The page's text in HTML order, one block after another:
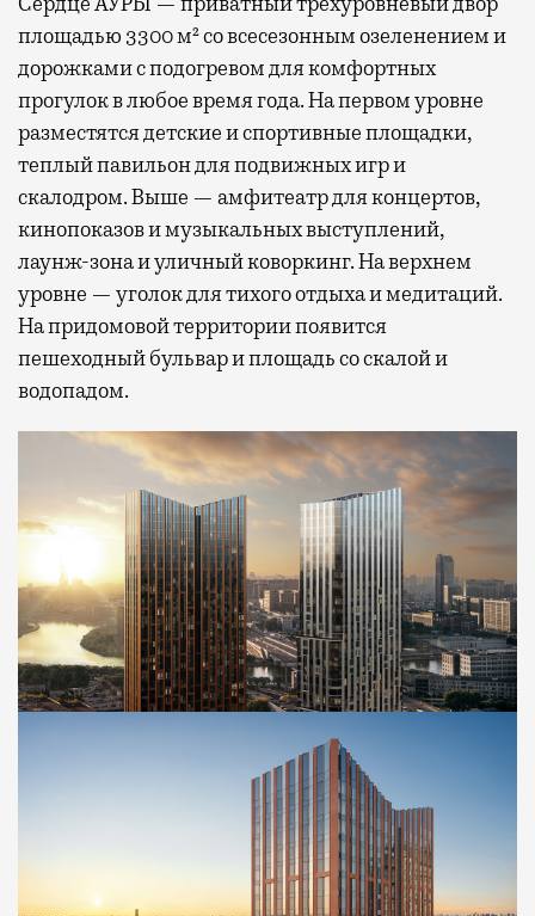
площадью 3300 м² со всесезонным озеленением и
дорожками с подогревом для комфортных
прогулок в любое время года. На первом уровне
разместятся детские и спортивные площадки,
теплый павильон для подвижных игр и
скалодром. Выше — амфитеатр для концертов,
кинопоказов и музыкальных выступлений,
лаунж-зона и уличный коворкинг. На верхнем
уровне — уголок для тихого отдыха и медитаций.
На придомовой территории появится
пешеходный бульвар и площадь со скалой и
водопадом.